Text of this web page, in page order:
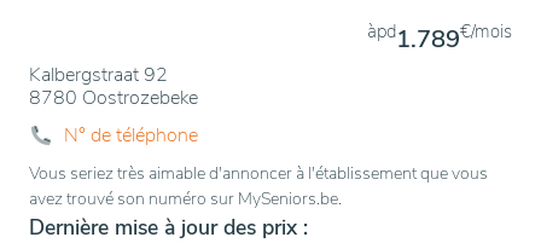
Kalbergstraat 92
8780 Oostrozebeke
àpd1.789€/mois
N° de téléphone
Vous seriez très aimable d'annoncer à l'établissement que vous
avez trouvé son numéro sur MySeniors.be.
Dernière mise à jour des prix :